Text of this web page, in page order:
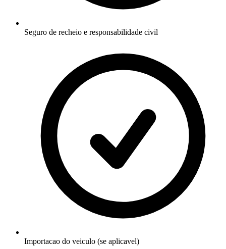
Seguro de recheio e responsabilidade civil
Importacao do veiculo (se aplicavel)